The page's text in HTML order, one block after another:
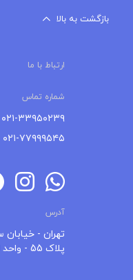
بازگشت به بالا
ارتباط با ما
شماره تماس
۰۲۱-۳۳۹۵۰۲۳۹
۰۲۱-۷۷۹۹۹۵۴۵
آدرس
تهران - خیابان
پلاک 55 - واحد 9